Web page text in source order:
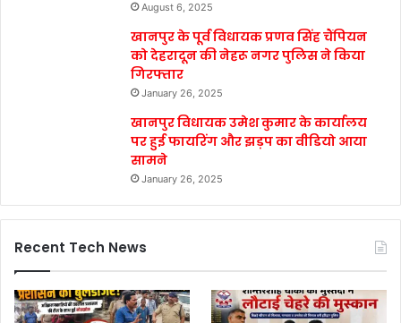
August 6, 2025
खानपुर के पूर्व विधायक प्रणव सिंह चैंपियन
को देहरादून की नेहरू नगर पुलिस ने किया
गिरफ्तार
January 26, 2025
खानपुर विधायक उमेश कुमार के कार्यालय
पर हुई फायरिंग और झड़प का वीडियो आया
सामने
January 26, 2025
Recent Tech News